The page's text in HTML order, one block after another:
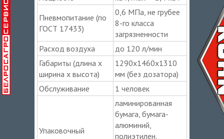
Пневмопитание (по
ГОСТ 17433)
0,6 МПа, не грубее
8-го класса
загрязненности
Расход воздуха
до 120 л/мин
Габариты (длина х
ширина х высота)
1290х1460х1310
мм (без дозатора)
Обслуживание
1 человек
Упаковочный
ламинированная
бумага, бумага-
алюминий,
полиэтилен,